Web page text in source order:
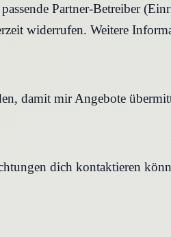
Partner-Betreiber
widerrufen. Weitere
damit mir Angebote
dich kontaktieren